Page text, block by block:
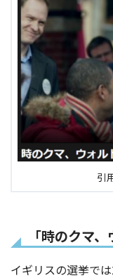
引
「時のクマ
イギリスの選挙で